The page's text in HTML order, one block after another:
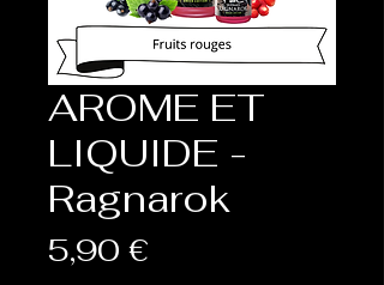
AROME ET
LIQUIDE -
Ragnarok
5,90 €